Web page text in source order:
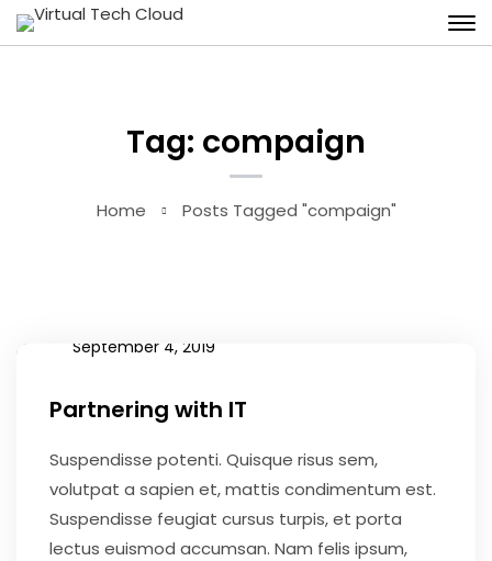
Tag: compaign
Home Posts Tagged "compaign"
September 4, 2019
Partnering with IT
Suspendisse potenti. Quisque risus sem,
volutpat a sapien et, mattis condimentum est.
Suspendisse feugiat cursus turpis, et porta
lectus euismod accumsan. Nam felis ipsum,